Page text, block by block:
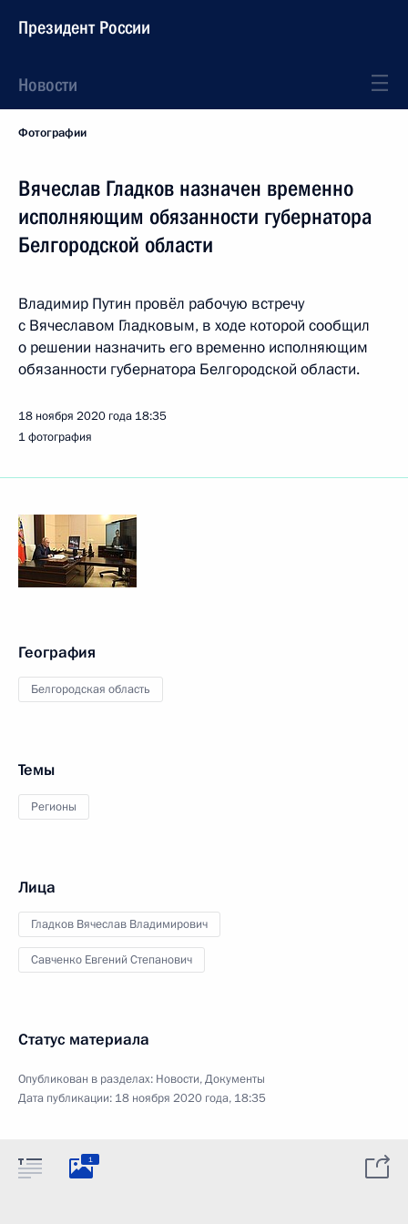
Президент России
Новости
Фотографии
Вячеслав Гладков назначен временно
исполняющим обязанности губернатора
Белгородской области
Владимир Путин провёл рабочую встречу
с Вячеславом Гладковым, в ходе которой сообщил
о решении назначить его временно исполняющим
обязанности губернатора Белгородской области.
18 ноября 2020 года 18:35
1 фотография
География
Белгородская область
Темы
Регионы
Лица
Гладков Вячеслав Владимирович
Савченко Евгений Степанович
Статус материала
Опубликован в разделах: Новости,Документы
Дата публикации: 18 ноября 2020 года, 18:35
1